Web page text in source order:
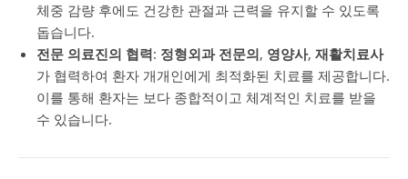
체중 감량 후에도 건강한 관절과 근력을 유지할 수 있도록
돕습니다.
전문 의료진의 협력: 정형외과 전문의, 영양사, 재활치료사
가 협력하여 환자 개개인에게 최적화된 치료를 제공합니다.
이를 통해 환자는 보다 종합적이고 체계적인 치료를 받을
수 있습니다.